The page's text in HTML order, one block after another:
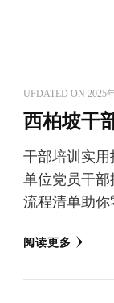
UPDATED ON 2025
西柏坡干
干部培训实
单位党员干
流程清单助你
阅读更多